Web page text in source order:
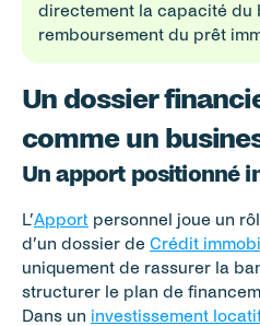
directement la capacité du
remboursement du prêt
Un dossier
comme un
Un apport positionné
L’Apport personnel joue un
d’un dossier de Crédit
uniquement de rassurer la
structurer le plan de
Dans un investissement